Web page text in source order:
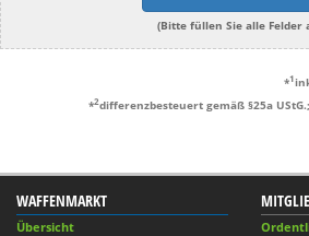
(Bitte füllen Sie alle Felder
*1
*2differenzbesteuert gemäß §25a
WAFFENMARKT
Übersicht